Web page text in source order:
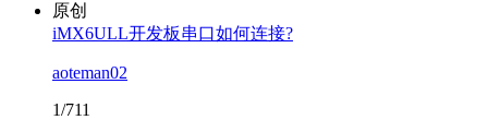
原创
iMX6ULL开发板串口如何连接?
aoteman02
1/711